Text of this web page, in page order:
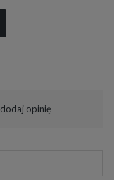
dodaj opinię